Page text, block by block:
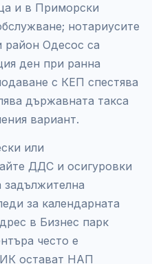
и в Приморски
нотариусите
район Одесос са
ден при ранна
с КЕП спестява
държавната такса
вариант.
или
ДДС и осигуровки
задължителна
за календарната
в Бизнес парк
често е
остават НАП